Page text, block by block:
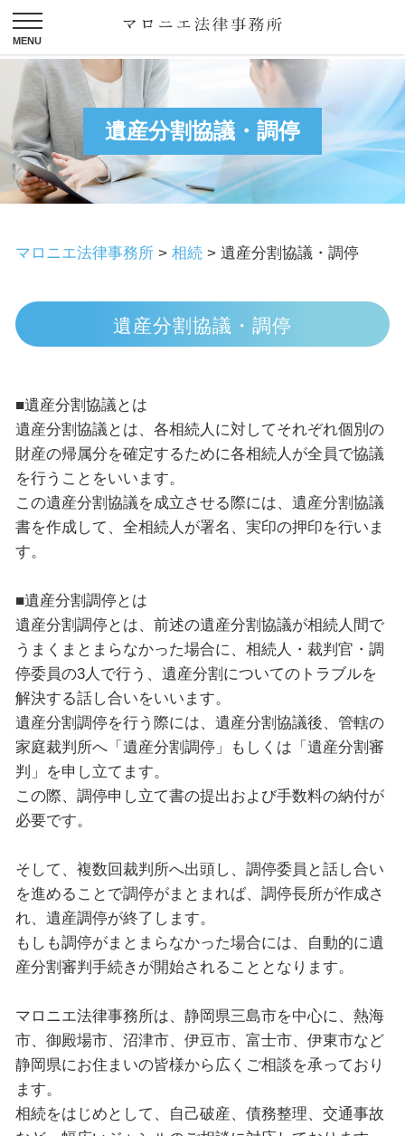
遺産分割協議・調停
マロニエ法律事務所 > 相続 > 遺産分割協議・調停
遺産分割協議・調停
■遺産分割協議とは
遺産分割協議とは、各相続人に対してそれぞれ個別の
財産の帰属分を確定するために各相続人が全員で協議
を行うことをいいます。
この遺産分割協議を成立させる際には、遺産分割協議
書を作成して、全相続人が署名、実印の押印を行いま
す。
■遺産分割調停とは
遺産分割調停とは、前述の遺産分割協議が相続人間で
うまくまとまらなかった場合に、相続人・裁判官・調
停委員の3人で行う、遺産分割についてのトラブルを
解決する話し合いをいいます。
遺産分割調停を行う際には、遺産分割協議後、管轄の
家庭裁判所へ「遺産分割調停」もしくは「遺産分割審
判」を申し立てます。
この際、調停申し立て書の提出および手数料の納付が
必要です。
そして、複数回裁判所へ出頭し、調停委員と話し合い
を進めることで調停がまとまれば、調停長所が作成さ
れ、遺産調停が終了します。
もしも調停がまとまらなかった場合には、自動的に遺
産分割審判手続きが開始されることとなります。
マロニエ法律事務所は、静岡県三島市を中心に、熱海
市、御殿場市、沼津市、伊豆市、富士市、伊東市など
静岡県にお住まいの皆様から広くご相談を承っており
ます。
相続をはじめとして、自己破産、債務整理、交通事故